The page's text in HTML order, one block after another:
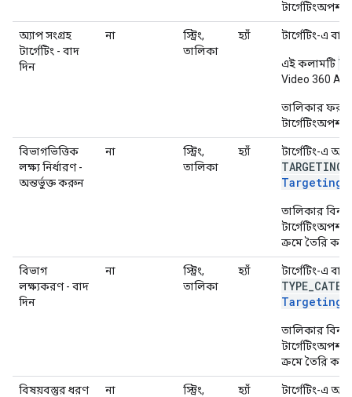
অ্যাপ সংগ্রহ
টার্গেটিং - বাদ
দিন
না
স্ট্রিং,
তালিকা
হ্যাঁ টার্গেটিং-এ
এই কলামটি
Video 360
তালিকার
বিভাগভিত্তিক
লক্ষ্য নির্ধারণ -
অন্তর্ভুক্ত করুন
না
স্ট্রিং,
তালিকা
হ্যাঁ টার্গেটিং-এ
তালিকার
ক্রমে তৈরি করা
বিভাগ
লক্ষ্যকরণ - বাদ
দিন
না
স্ট্রিং,
তালিকা
হ্যাঁ টার্গেটিং-এ
TYPE
তালিকার
ক্রমে তৈরি করা
বিষয়বস্তুর ধরণ
না
স্ট্রিং,
হ্যাঁ টার্গেটিং-এ